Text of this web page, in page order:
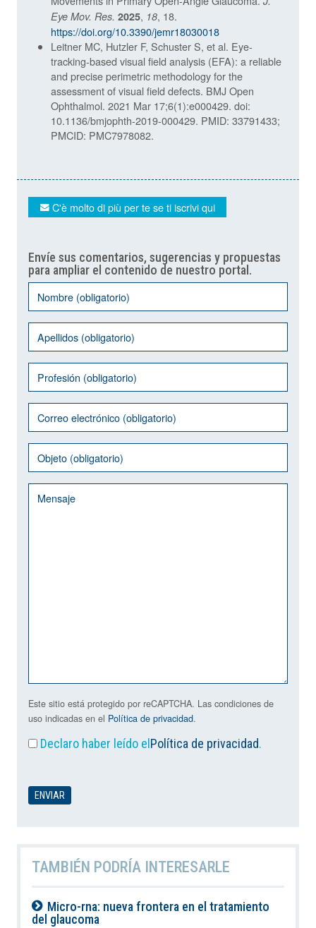
Eye Mov. Res. 2025, 18, 18.
https://doi.org/10.3390/jemr18030018
Leitner MC, Hutzler F, Schuster S, et al. Eye-
tracking-based visual field analysis (EFA): a reliable
and precise perimetric methodology for the
assessment of visual field defects. BMJ Open
Ophthalmol. 2021 Mar 17;6(1):e000429. doi:
10.1136/bmjophth-2019-000429. PMID: 33791433;
PMCID: PMC7978082.
C'è molto di più per te se ti iscrivi qui
Envíe sus comentarios, sugerencias y propuestas
para ampliar el contenido de nuestro portal.
Este sitio está protegido por reCAPTCHA. Las condiciones de
uso indicadas en el Política de privacidad.
Declaro haber leído el Política de privacidad.
TAMBIÉN PODRÍA INTERESARLE
Micro-rna: nueva frontera en el tratamiento
del glaucoma